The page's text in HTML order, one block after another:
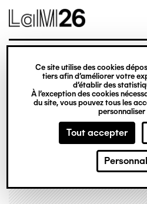
Gestion des cookies
Ce site utilise des cookies
tiers afin d’améliorer votre
d’établir des
À l’exception des cookies
du site, vous pouvez tous les
personnaliser
Tout accepter
contenu